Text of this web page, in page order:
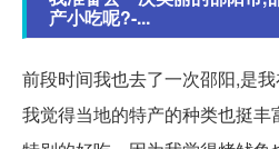
产小吃呢?-...
前段时间我也去了一次邵阳,是
我觉得当地的特产的种类也挺